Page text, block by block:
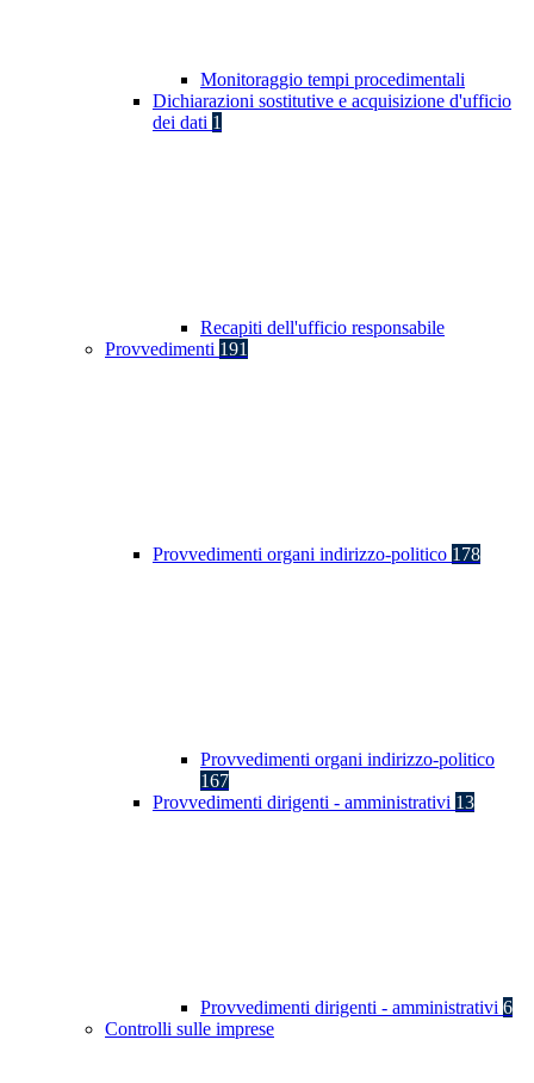
Monitoraggio tempi procedimentali
Dichiarazioni sostitutive e acquisizione d'ufficio
dei dati 1
Recapiti dell'ufficio responsabile
Provvedimenti 191
Provvedimenti organi indirizzo-politico 178
Provvedimenti organi indirizzo-politico
167
Provvedimenti dirigenti - amministrativi 13
Provvedimenti dirigenti - amministrativi 6
Controlli sulle imprese